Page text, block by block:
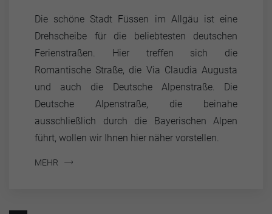
Die schöne Stadt Füssen im Allgäu ist eine
Drehscheibe für die beliebtesten deutschen
Ferienstraßen. Hier treffen sich die
Romantische Straße, die Via Claudia Augusta
und auch die Deutsche Alpenstraße. Die
Deutsche Alpenstraße, die beinahe
ausschließlich durch die Bayerischen Alpen
führt, wollen wir Ihnen hier näher vorstellen.
MEHR